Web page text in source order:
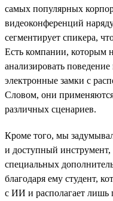
самых популярных
видеоконференций
сегментирует спикера,
Есть компании, которым
анализировать
электронные замки с
Словом, они
различных сценариев.
Кроме того, мы
и доступный
специальных
благодаря ему студент,
с ИИ и располагает лишь